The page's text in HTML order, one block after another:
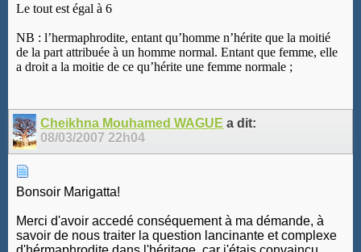
Le tout est égal à 6
NB : l’hermaphrodite, entant qu’homme n’hérite que la moitié
de la part attribuée à un homme normal. Entant que femme, elle
a droit a la moitie de ce qu’hérite une femme normale ;
Cheikhna Mouhamed WAGUE a dit:
08/03/200722h04
Bonsoir Marigatta!
Merci d'avoir accedé conséquement à ma démande, à
savoir de nous traiter la question lancinante et complexe